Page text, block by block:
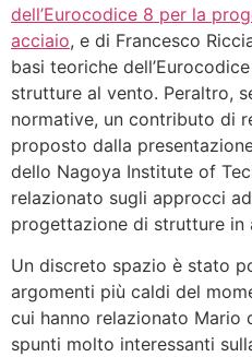
dell’Eurocodice 8 per la
acciaio, e di Francesco
basi teoriche
strutture al vento. Peraltro,
normative, un contributo di
proposto dalla
dello Nagoya Institute of
relazionato sugli approcci
progettazione di strutture in
Un discreto spazio è stato
argomenti più caldi del
cui hanno relazionato Mario
spunti molto interessanti